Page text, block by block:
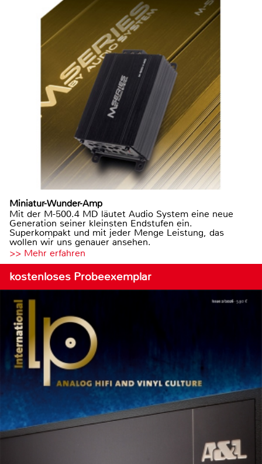
Miniatur-Wunder-Amp
Mit der M-500.4 MD läutet Audio System eine neue
Generation seiner kleinsten Endstufen ein.
Superkompakt und mit jeder Menge Leistung, das
wollen wir uns genauer ansehen.
>> Mehr erfahren
kostenloses Probeexemplar